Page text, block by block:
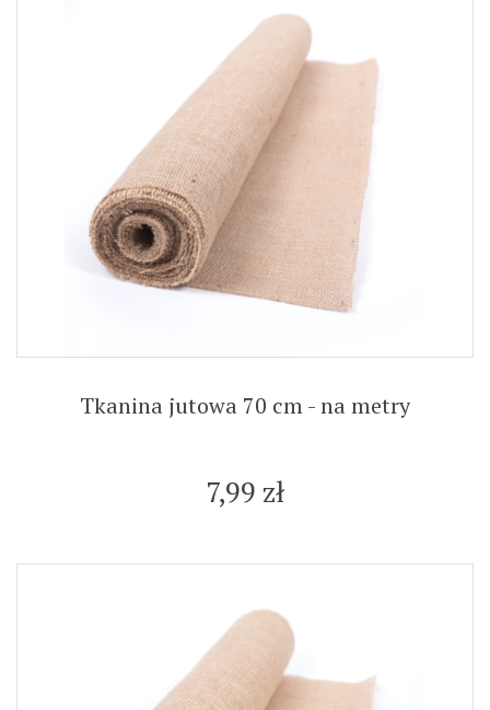
Tkanina jutowa 70 cm - na metry
7,99 zł